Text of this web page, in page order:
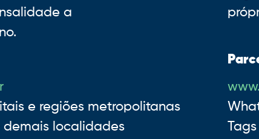
a
e regiões metropolitanas
demais localidades